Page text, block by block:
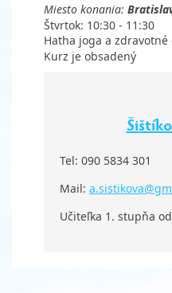
Miesto konania:
Štvrtok: 10:30 - 11:30
Hatha joga a
Kurz je obsadený
Tel: 090 5834 301
Mail:
Učiteľka 1. stupňa